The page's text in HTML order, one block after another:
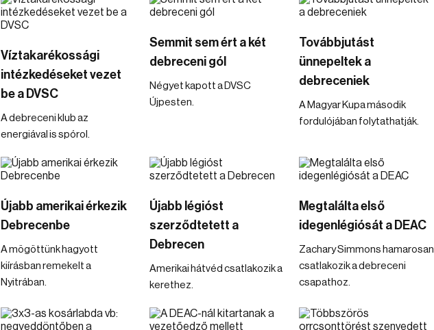
Víztakarékossági
intézkedéseket vezet
be a DVSC
A debreceni klub az
energiával is spórol.
Semmit sem ért a két
debreceni gól
Négyet kapott a DVSC
Újpesten.
Továbbjutást
ünnepeltek a
debreceniek
A Magyar Kupa második
fordulójában folytathatják.
Újabb amerikai érkezik
Debrecenbe
A mögöttünk hagyott
kiírásban remekelt a
Nyitrában.
Újabb légióst
szerződtetett a
Debrecen
Amerikai hátvéd csatlakozik a
kerethez.
Megtalálta első
idegenlégiósát a DEAC
Zachary Simmons hamarosan
csatlakozik a debreceni
csapathoz.